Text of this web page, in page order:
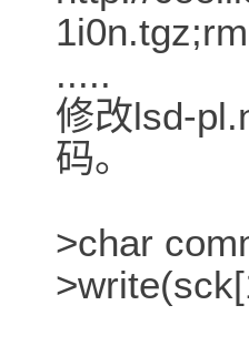
.....
修改lsd-
码。
>char